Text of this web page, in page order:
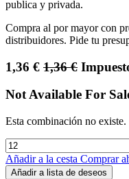
publica y privada.
Compra al por mayor con
distribuidores. Pide tu
1,36 € 1,36€
Not Available For
Esta combinación no existe.
Añadir a la cesta Comprar
Añadir a lista de deseos